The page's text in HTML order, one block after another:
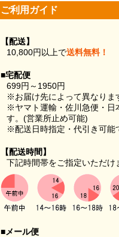
ご利用ガイド
【配送】
10,800円以上で送料無料！
■宅配便
699円～1950円
※お届け先によって異なりま
※ヤマト運輸・佐川急便・日
す。(営業所止め可能)
※配送日時指定・代引き可能
【配送時間】
下記時間帯をご指定いただけ
■メール便